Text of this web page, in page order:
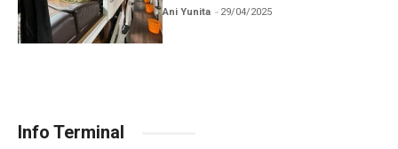
Ani Yunita 29/04/2025
Info Terminal